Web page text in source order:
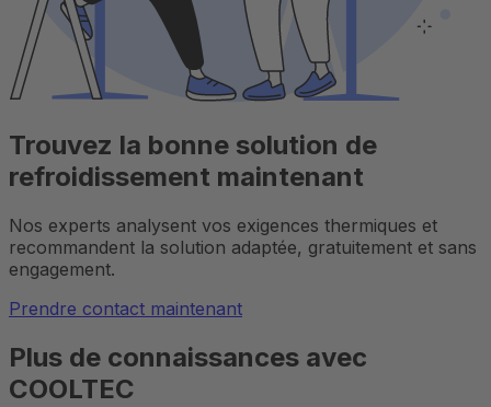
Trouvez la bonne solution de
refroidissement maintenant
Nos experts analysent vos exigences thermiques et
recommandent la solution adaptée, gratuitement et sans
engagement.
Prendre contact maintenant
Plus de connaissances avec
COOLTEC